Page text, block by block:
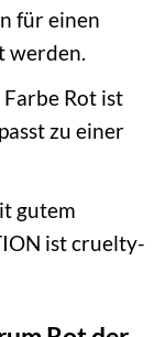
für einen
werden.
Farbe Rot ist
zu einer
gutem
ist cruelty-